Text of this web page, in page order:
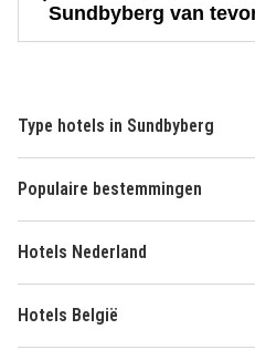
Sundbyberg van
Type hotels in Sundbyberg
Populaire bestemmingen
Hotels Nederland
Hotels België